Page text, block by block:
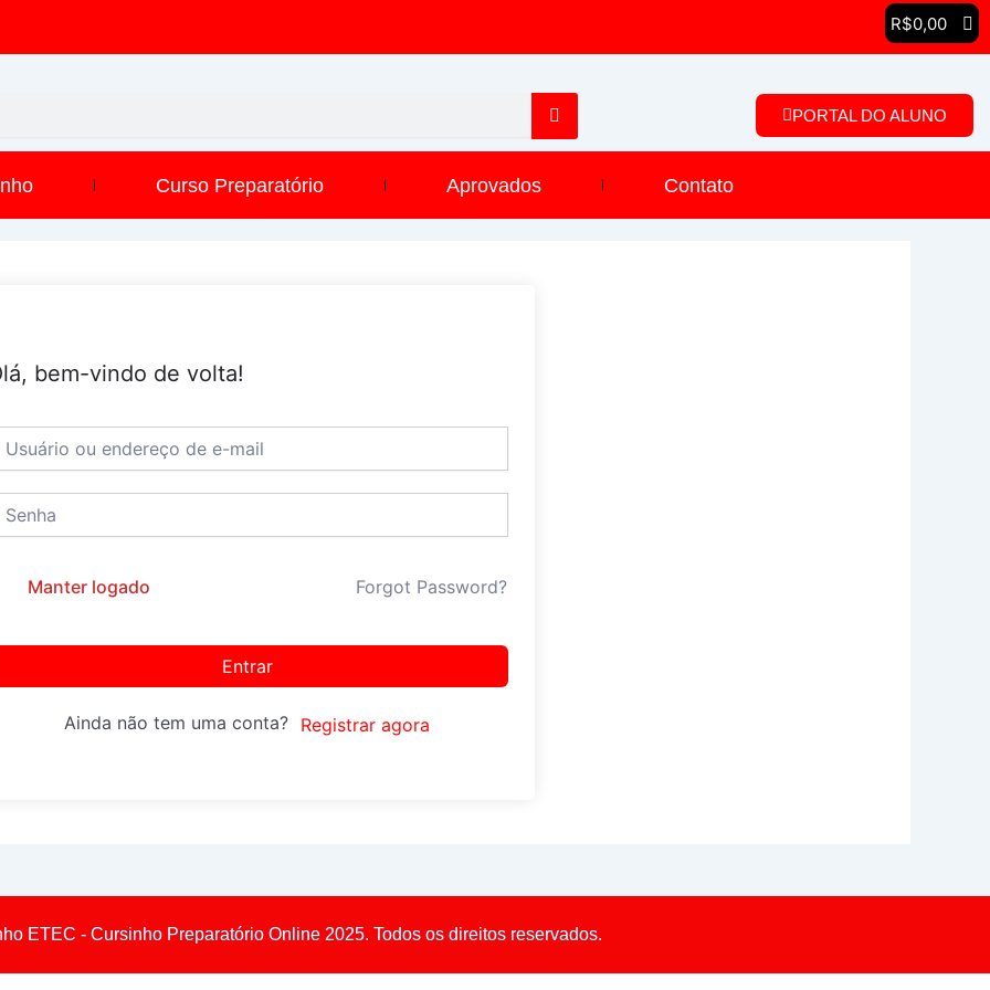
R$0,00
PORTAL DO ALUNO
Curso Preparatório Aprovados Contato
bem-vindo de volta!
Manter logado Forgot Password?
Entrar
Ainda não tem uma conta? Registrar agora
ETEC - Cursinho Preparatório Online 2025. Todos os direitos reservados.